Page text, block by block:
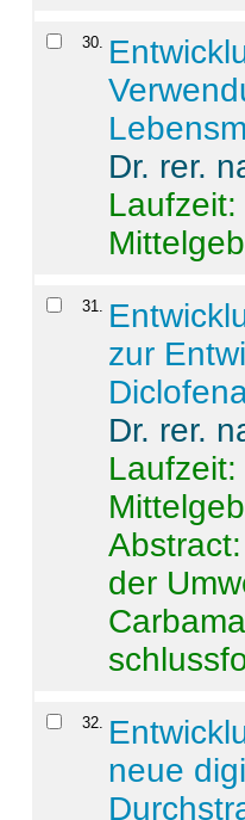
30.
Dr. rer.
31.
zur
Dr. rer.
der
32.
neue